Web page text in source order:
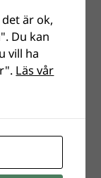
är ok,
Du kan
vill ha
Läs vår